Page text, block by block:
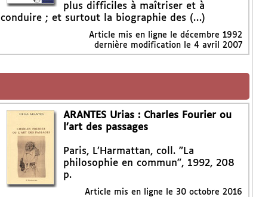
plus difficiles à maîtriser et à
conduire ; et surtout la biographie des (…)
Article mis en ligne ledécembre 1992
dernière modification le 4 avril 2007
ARANTES Urias : Charles Fourier ou
l’art des passages
Paris, L’Harmattan, coll. "La
philosophie en commun", 1992, 208
p.
Article mis en ligne le 30 octobre 2016